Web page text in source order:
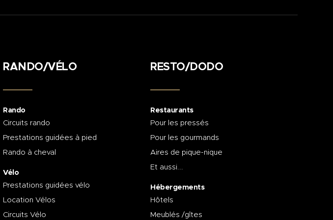
RANDO/VÉLO
Rando
Circuits rando
Prestations guidées à pied
Rando à cheval
Vélo
Prestations guidées vélo
Location Vélos
Circuits Vélo
RESTO/DODO
Restaurants
Pour les pressés
Pour les gourmands
Aires de pique-nique
Et aussi...
Hébergements
Hôtels
Meublés /gîtes